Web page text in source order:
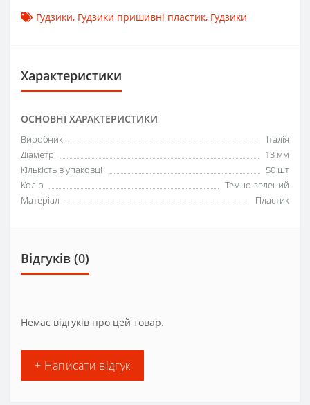
Гудзики, Гудзики пришивні пластик, Гудзики
Характеристики
ОСНОВНІ ХАРАКТЕРИСТИКИ
Виробник
Італія
Діаметр
13 мм
Кількість в упаковці
50 шт
Колір
Темно-зелений
Матеріал
Пластик
Відгуків (0)
Немає відгуків про цей товар.
+ Написати відгук